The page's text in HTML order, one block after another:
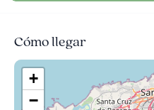
Cómo llegar
+
−